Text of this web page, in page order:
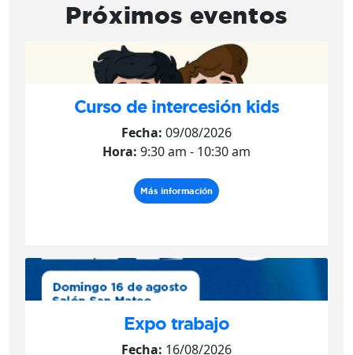
Próximos eventos
Curso de intercesión kids
Fecha: 09/08/2026
Hora: 9:30 am - 10:30 am
Más información
Expo trabajo
Fecha: 16/08/2026